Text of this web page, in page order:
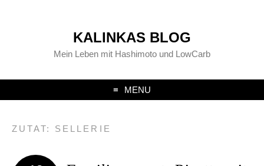
KALINKAS BLOG
Mein Leben mit Hashimoto und LowCarb
MENU
ZUTAT: SELLERIE